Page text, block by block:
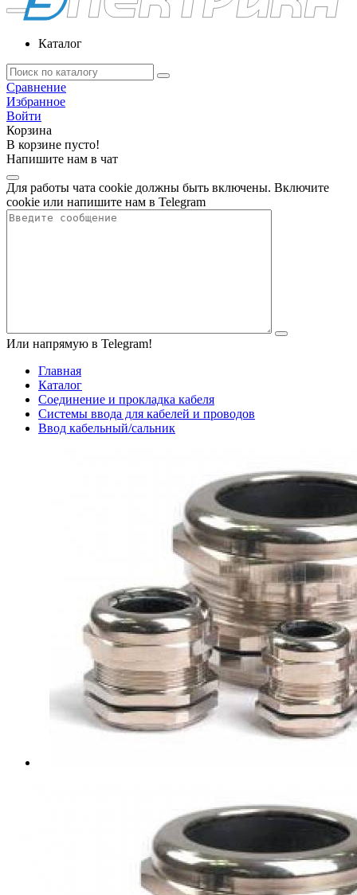
Каталог
Сравнение
Избранное
Войти
Корзина
В корзине пусто!
Напишите нам в чат
Для работы чата cookie должны быть включены. Включите
cookie или напишите нам в Telegram
Или напрямую в Telegram!
Главная
Каталог
Соединение и прокладка кабеля
Системы ввода для кабелей и проводов
Ввод кабельный/сальник